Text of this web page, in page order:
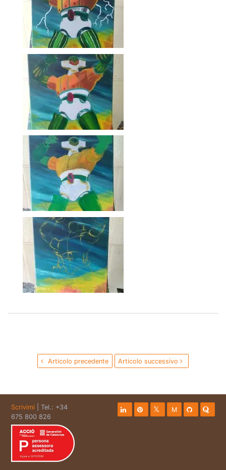
Articolo precedente Articolo successivo
Scrivimi | Tel.: +34
675 800 826
M